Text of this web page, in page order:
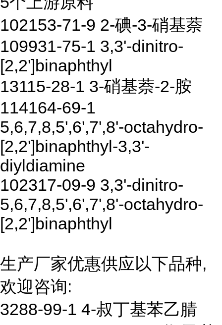
102153-71-9 2-碘-3-硝基萘
109931-75-1 3,3'-dinitro-
[2,2']binaphthyl
13115-28-1 3-硝基萘-2-胺
114164-69-1
5,6,7,8,5',6',7',8'-octahydro-
[2,2']binaphthyl-3,3'-
diyldiamine
102317-09-9 3,3'-dinitro-
5,6,7,8,5',6',7',8'-octahydro-
[2,2']binaphthyl
生产厂家优惠供应以下品种,
欢迎咨询:
3288-99-1 4-叔丁基苯乙腈